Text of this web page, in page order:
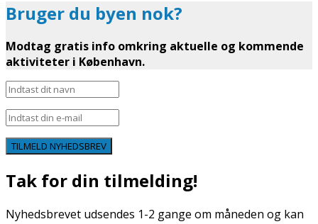
Bruger du byen nok?
Modtag gratis info omkring aktuelle og kommende
aktiviteter i København.
TILMELD NYHEDSBREV
Tak for din tilmelding!
Nyhedsbrevet udsendes 1-2 gange om måneden og kan